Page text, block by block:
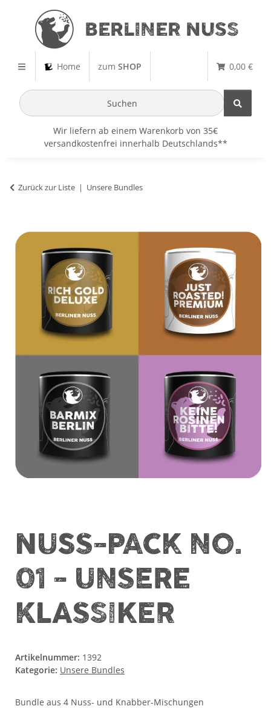
Home zum SHOP 0,00 €
Wir liefern ab einem Warenkorb von 35€
versandkostenfrei innerhalb Deutschlands**
Zurück zur Liste Unsere Bundles
NUSS-PACK NO.
01 - UNSERE
KLASSIKER
Artikelnummer: 1392
Kategorie: Unsere Bundles
Bundle aus 4 Nuss- und Knabber-Mischungen